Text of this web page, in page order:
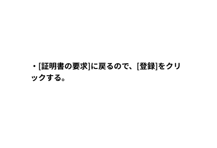
・[証明書の要求]に戻るので、[登録]をクリ
ックする。